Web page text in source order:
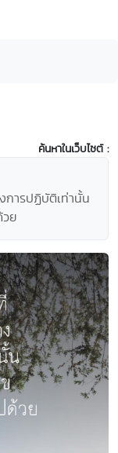
ค้นหาในเว็บไซต์ :
การปฏิบัติเท่านั้น
วย